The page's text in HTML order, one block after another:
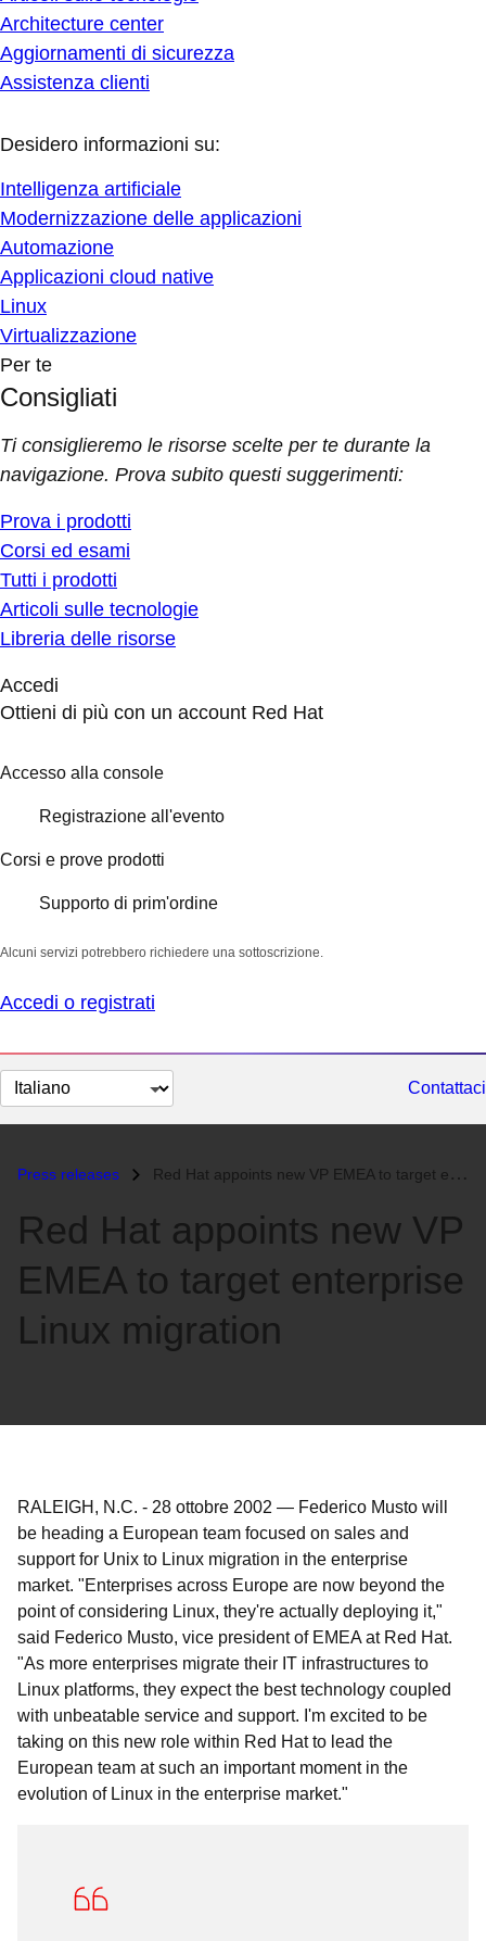
Architecture center
Aggiornamenti di sicurezza
Assistenza clienti
Desidero informazioni su:
Intelligenza artificiale
Modernizzazione delle applicazioni
Automazione
Applicazioni cloud native
Linux
Virtualizzazione
Per te
Consigliati
Ti consiglieremo le risorse scelte per te durante la
navigazione. Prova subito questi suggerimenti:
Prova i prodotti
Corsi ed esami
Tutti i prodotti
Articoli sulle tecnologie
Libreria delle risorse
Accedi
Ottieni di più con un account Red Hat
Accesso alla console
Registrazione all'evento
Corsi e prove prodotti
Supporto di prim'ordine
Alcuni servizi potrebbero richiedere una sottoscrizione.
Accedi o registrati
Cambia
lingua
Contattaci
Press releases Red Hat appoints new VP EMEA to target enterprise Linux migration...
Red Hat appoints new VP
EMEA to target enterprise
Linux migration
RALEIGH, N.C. - 28 ottobre 2002 — Federico Musto will
be heading a European team focused on sales and
support for Unix to Linux migration in the enterprise
market. "Enterprises across Europe are now beyond the
point of considering Linux, they're actually deploying it,"
said Federico Musto, vice president of EMEA at Red Hat.
"As more enterprises migrate their IT infrastructures to
Linux platforms, they expect the best technology coupled
with unbeatable service and support. I'm excited to be
taking on this new role within Red Hat to lead the
European team at such an important moment in the
evolution of Linux in the enterprise market."